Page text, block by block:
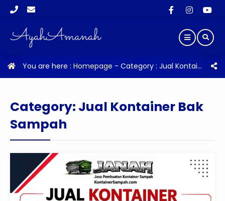
You are here : Homepage - Category : Jual Kontainer Bak Sampah
Category: Jual Kontainer Bak
Sampah